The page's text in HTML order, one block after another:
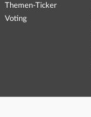
Themen-Ticker
Voting